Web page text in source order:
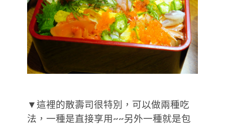
▼這裡的散壽司很特別，可以做兩種吃
法，一種是直接享用~~另外一種就是包